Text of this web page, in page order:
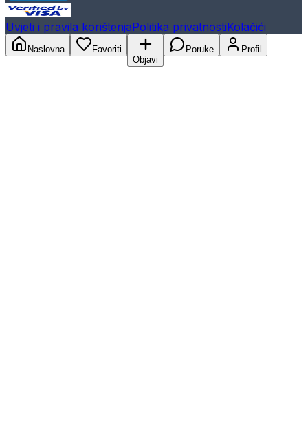
Uvjeti i pravila korištenjaPolitika privatnostiKolačići
Naslovna
Favoriti
Objavi
Poruke Profil